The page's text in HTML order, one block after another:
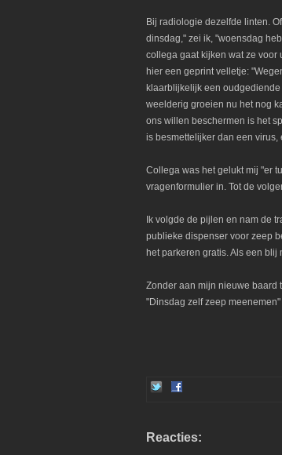
Bij radiologie dezelfde linten.
dinsdag," zei ik, "woensdag
collega gaat kijken wat ze voor
hier een geprint velletje:
klaarblijkelijk een
weelderig groeien nu het nog
ons willen beschermen is het
is besmettelijker dan een virus,
Collega was het gelukt mij "er
vragenformulier in. Tot de
Ik volgde de pijlen en nam de
publieke dispenser voor zeep
het parkeren gratis. Als een blij
Zonder aan mijn nieuwe baard
"Dinsdag zelf zeep
Reacties: